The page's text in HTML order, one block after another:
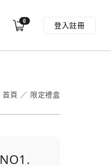
0 登入註冊
首頁 ／ 限定禮盒
NO1.